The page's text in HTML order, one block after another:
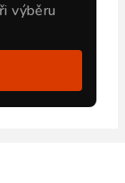
výběru